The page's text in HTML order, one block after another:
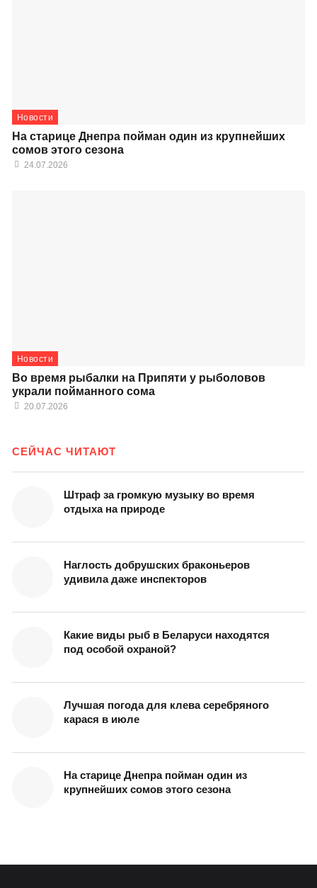
Новости
На старице Днепра пойман один из крупнейших
сомов этого сезона
24.07.2026
Новости
Во время рыбалки на Припяти у рыболовов
украли пойманного сома
20.07.2026
СЕЙЧАС ЧИТАЮТ
Штраф за громкую музыку во время
отдыха на природе
Наглость добрушских браконьеров
удивила даже инспекторов
Какие виды рыб в Беларуси находятся
под особой охраной?
Лучшая погода для клева серебряного
карася в июле
На старице Днепра пойман один из
крупнейших сомов этого сезона